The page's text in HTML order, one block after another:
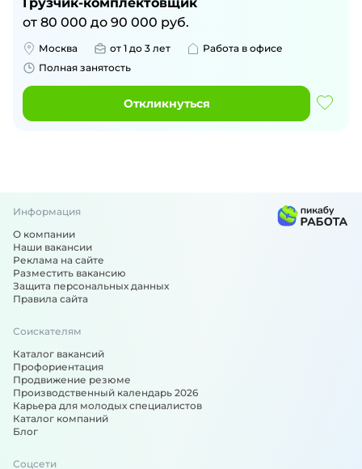
от 80 000 до 90 000 руб.
Москва от 1 до 3 лет
Работа в офисе
Полная занятость
Откликнуться
Информация
О компании
Наши вакансии
Реклама на сайте
Разместить вакансию
Защита персональных данных
Правила сайта
Соискателям
Каталог вакансий
Профориентация
Продвижение резюме
Производственный календарь 2026
Карьера для молодых специалистов
Каталог компаний
Блог
Соцсети